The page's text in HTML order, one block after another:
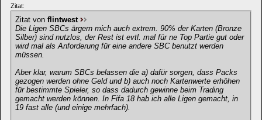
Zitat:
Zitat von flintwest
Die Ligen SBCs ärgern mich auch extrem. 90% der Karten (Bronze
Silber) sind nutzlos, der Rest ist evtl. mal für ne Top Partie gut oder
wird mal als Anforderung für eine andere SBC benutzt werden
müssen.
Aber klar, warum SBCs belassen die a) dafür sorgen, dass Packs
gezogen werden ohne Geld und b) auch noch Kartenwerte erhöhen
für bestimmte Spieler, so dass dadurch gewinne beim Trading
gemacht werden können. In Fifa 18 hab ich alle Ligen gemacht, in
19 fast alle (und einige mehrfach).